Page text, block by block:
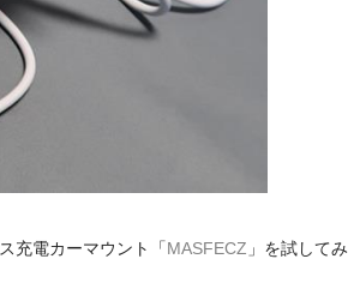
充電カーマウント「MASFECZ 」を試してみ